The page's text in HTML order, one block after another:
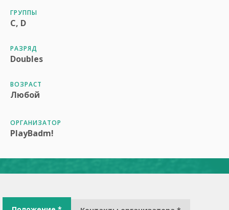
ГРУППЫ
C, D
РАЗРЯД
Doubles
ВОЗРАСТ
Любой
ОРГАНИЗАТОР
PlayBadm!